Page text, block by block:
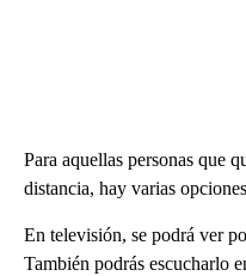
Para aquellas personas que
distancia, hay varias
En televisión, se podrá ver
También podrás escucharlo